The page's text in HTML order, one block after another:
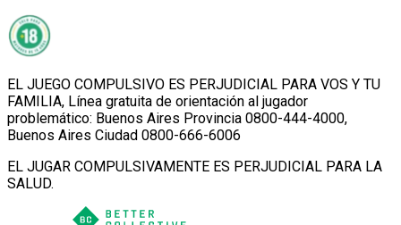
EL JUEGO COMPULSIVO ES PERJUDICIAL PARA VOS Y TU
FAMILIA, Línea gratuita de orientación al jugador
problemático: Buenos Aires Provincia 0800-444-4000,
Buenos Aires Ciudad 0800-666-6006
EL JUGAR COMPULSIVAMENTE ES PERJUDICIAL PARA LA
SALUD.